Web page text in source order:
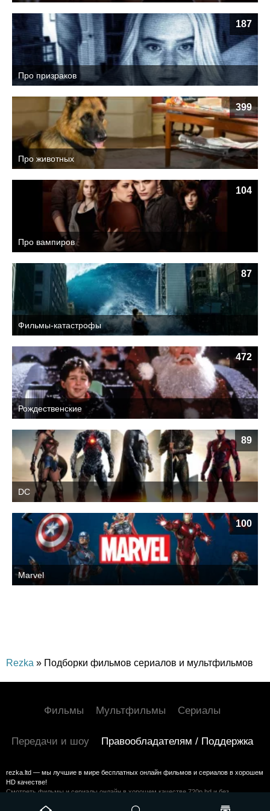
187
Про призраков
399
Про животных
104
Про вампиров
87
Фильмы-катастрофы
472
Рождественские
89
DC
100
Marvel
Rezka » Подборки фильмов сериалов и мультфильмов
Фильмы Мультфильмы Сериалы
Передачи и шоу Правообладателям / Поддержка
rezka.ltd — мы лучшие в мире бесплатных онлайн фильмов и сериалов в хорошем
HD качестве!
Смотреть фильмы и сериалы онлайн в хорошем качестве 720p hd и без